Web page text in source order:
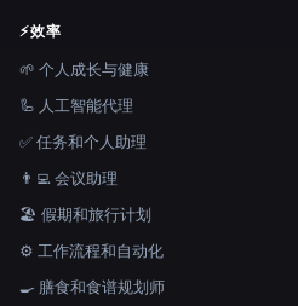
⚡效率
🌱 个人成长与健康
🦾 人工智能代理
✅ 任务和个人助理
👨‍💻 会议助理
🏖 假期和旅行计划
⚙️ 工作流程和自动化
🍳 膳食和食谱规划师